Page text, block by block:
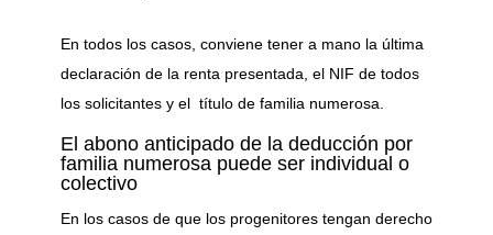
En todos los casos, conviene tener a mano la última
declaración de la renta presentada, el NIF de todos
los solicitantes y el título de familia numerosa.
El abono anticipado de la deducción por
familia numerosa puede ser individual o
colectivo
En los casos de que los progenitores tengan derecho